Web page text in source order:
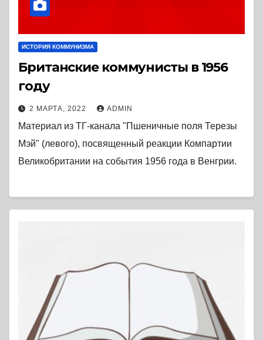
ИСТОРИЯ КОММУНИЗМА
Британские коммунисты в 1956
году
2 МАРТА, 2022 ADMIN
Материал из ТГ-канала "Пшеничные поля Терезы
Мэй" (левого), посвященный реакции Компартии
Великобритании на события 1956 года в Венгрии.